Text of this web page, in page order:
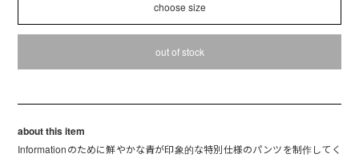
out of stock
about this item
Informationのために鮮やかな青が印象的な特別仕様のパンツを制作してく